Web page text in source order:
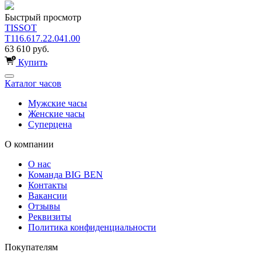
Быстрый просмотр
TISSOT
T116.617.22.041.00
63 610 руб.
Купить
Каталог часов
Мужские часы
Женские часы
Суперцена
О компании
О нас
Команда BIG BEN
Контакты
Вакансии
Отзывы
Реквизиты
Политика конфиденциальности
Покупателям